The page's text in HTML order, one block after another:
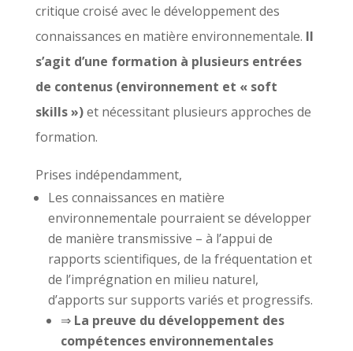
critique croisé avec le développement des
connaissances en matière environnementale. Il
s’agit d’une formation à plusieurs entrées
de contenus (environnement et « soft
skills »)et nécessitant plusieurs approches de
formation.
Prises indépendamment,
Les connaissances en matière
environnementale pourraient se développer
de manière transmissive – à l’appui de
rapports scientifiques, de la fréquentation et
de l’imprégnation en milieu naturel,
d’apports sur supports variés et progressifs.
⇒ La preuve du développement des
compétences environnementales